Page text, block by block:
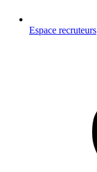
Espace recruteurs